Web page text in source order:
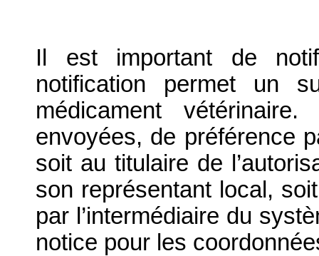
Il est important de
notification permet un
médicament
envoyées, de préférence
soit au titulaire de
son représentant local,
par l’intermédiaire du
notice pour les